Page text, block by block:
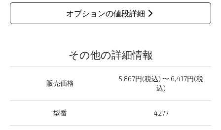
オプションの値段詳細
その他の詳細情報
販売価格
5,867円(税込) 〜 6,417円(税
込)
型番 4277